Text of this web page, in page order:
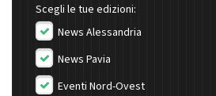
Scegli le tue edizioni:
News Alessandria
News Pavia
Eventi Nord-Ovest